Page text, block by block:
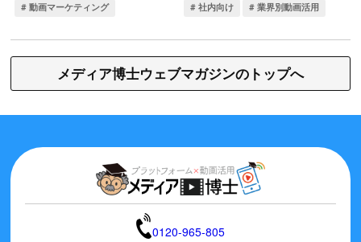
メディア博士ウェブマガジンのトップへ
0120-965-805